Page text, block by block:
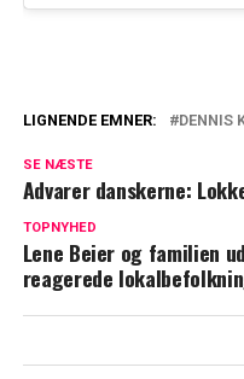
salonen: Nu
kompromis
LIGNENDE EMNER: DENNIS
SE NÆSTE
Advarer danskerne:
TOPNYHED
Lene Beier og familien
reagerede